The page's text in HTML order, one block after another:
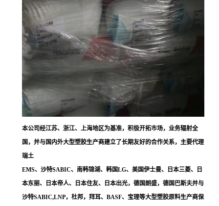
本公司经江苏、浙江、上海地区为基准，积极开拓市场，业务辐射全
国，并与国内外大型塑胶生产商建立了长期友好的合作关系，主要代理
瑞土
EMS、沙特SABIC、南韩锦湖、韩国LG、美国伊士曼、日本三菱、日
本东丽、日本帝人、日本住友、日本出光，德国朗盛，德国巴斯夫并与
沙特SABIC,LNP，杜邦，拜耳、BASF、宝理等大型塑胶原料生产商保